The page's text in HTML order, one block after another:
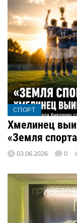
СПОРТ
Хмелинец
«Земля
03.06.2026 0